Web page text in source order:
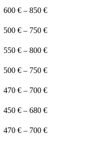
600 € – 850 €
500 € – 750 €
550 € – 800 €
500 € – 750 €
470 € – 700 €
450 € – 680 €
470 € – 700 €